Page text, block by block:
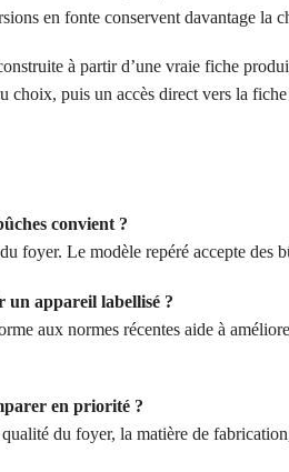
en fonte conservent davantage la
à partir d’une vraie fiche
choix, puis un accès direct vers la
convient ?
foyer. Le modèle repéré accepte des
un appareil labellisé ?
aux normes récentes aide à
en priorité ?
du foyer, la matière de